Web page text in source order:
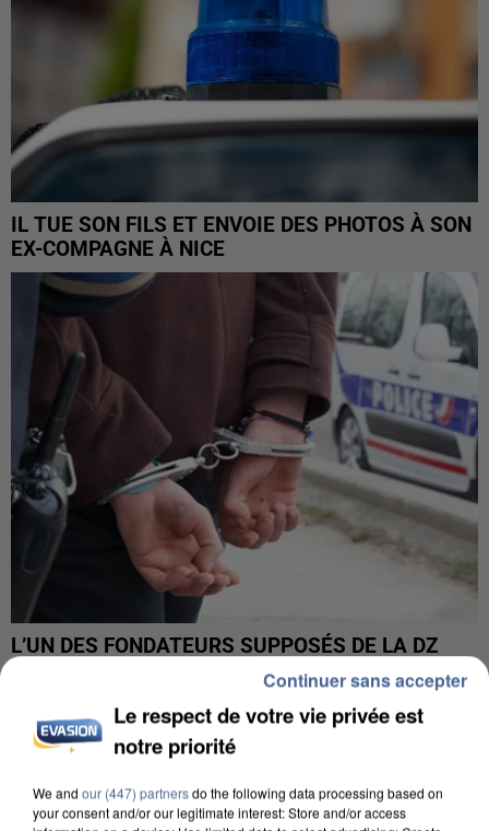
IL TUE SON FILS ET ENVOIE DES PHOTOS À SON
EX-COMPAGNE À NICE
L’UN DES FONDATEURS SUPPOSÉS DE LA DZ
MAFIA INTERPELLÉ EN ALGÉRIE
Le respect de votre vie privée est
notre priorité
We and our (447) partnersdo the following data processing based on
your consent and/or our legitimate interest: Store and/or access
Continuer sans accepter